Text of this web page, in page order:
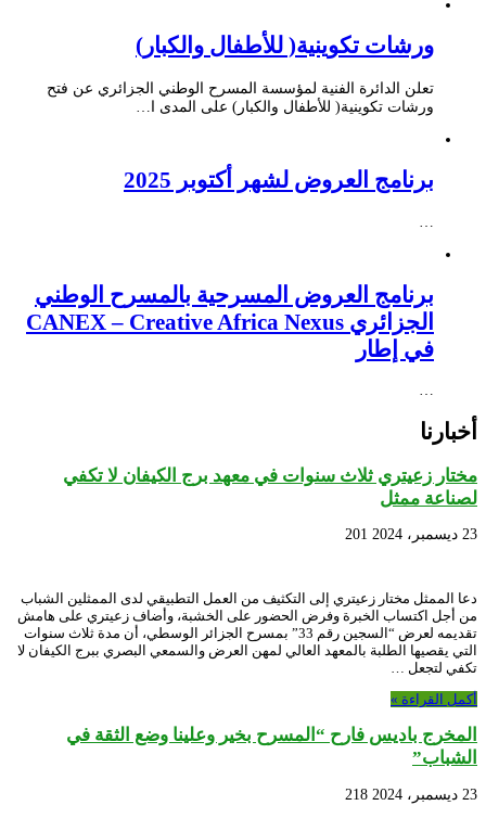
ورشات تكوينية( للأطفال والكبار)
تعلن الدائرة الفنية لمؤسسة المسرح الوطني الجزائري عن فتح
ورشات تكوينية( للأطفال والكبار) على المدى ا…
برنامج العروض لشهر أكتوبر 2025
برنامج العروض المسرحية بالمسرح الوطني
الجزائري CANEX – Creative Africa Nexus
في إطار
…
أخبارنا
مختار زعيتري ثلاث سنوات في معهد برج الكيفان لا تكفي
لصناعة ممثل
23 ديسمبر، 2024 201
دعا الممثل مختار زعيتري إلى التكثيف من العمل التطبيقي لدى الممثلين الشباب
من أجل اكتساب الخبرة وفرض الحضور على الخشبة، وأضاف زعيتري على هامش
تقديمه لعرض “السجين رقم 33” بمسرح الجزائر الوسطي، أن مدة ثلاث سنوات
التي يقصيها الطلبة بالمعهد العالي لمهن العرض والسمعي البصري ببرج الكيفان لا
تكفي لتجعل …
أكمل القراءة »
المخرج باديس فارح “المسرح بخير وعلينا وضع الثقة في
الشباب”
23 ديسمبر، 2024 218